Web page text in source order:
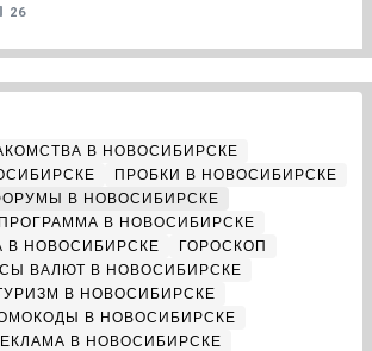
26
В НОВОСИБИРСКЕ
ПРОБКИ В НОВОСИБИРСКЕ
В НОВОСИБИРСКЕ
В НОВОСИБИРСКЕ
В НОВОСИБИРСКЕ
ГОРОСКОП
ВАЛЮТ В НОВОСИБИРСКЕ
В НОВОСИБИРСКЕ
В НОВОСИБИРСКЕ
В НОВОСИБИРСКЕ